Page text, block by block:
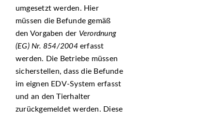
umgesetzt werden. Hier
müssen die Befunde gemäß
den Vorgaben der Verordnung
(EG) Nr. 854/2004erfasst
werden. Die Betriebe müssen
sicherstellen, dass die Befunde
im eignen EDV-System erfasst
und an den Tierhalter
zurückgemeldet werden. Diese